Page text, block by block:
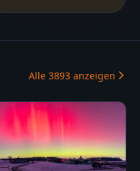
Alle 3893 anzeigen